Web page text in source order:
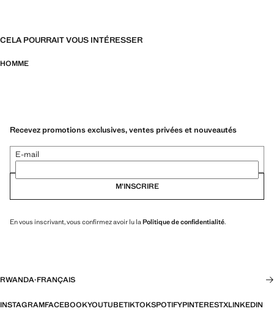
CELA POURRAIT VOUS INTÉRESSER
HOMME
Recevez promotions exclusives, ventes privées et nouveautés
E-mail
M’INSCRIRE
En vous inscrivant, vous confirmez avoir lu la Politique de confidentialité.
RWANDA·FRANÇAIS
INSTAGRAMFACEBOOKYOUTUBETIKTOKSPOTIFYPINTERESTXLINKEDIN